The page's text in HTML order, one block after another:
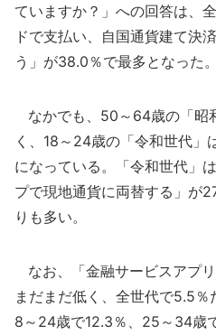
ていますか？」への回答は、
ドで支払い、自国通貨建て決
う」が38.0％で最多となった。
なかでも、50～64歳の「昭
く、18～24歳の「令和世代」
になっている。「令和世代」
プで現地通貨に両替する」が
りも多い。
なお、「金融サービスアプ
まだまだ低く、全世代で5.5
8～24歳で12.3％、25～34歳